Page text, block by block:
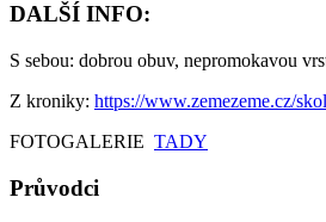
DALŠÍ INFO:
S sebou: dobrou obuv, nepromokavou
Z kroniky: https://www.zemezeme.cz/
FOTOGALERIE TADY
Průvodci